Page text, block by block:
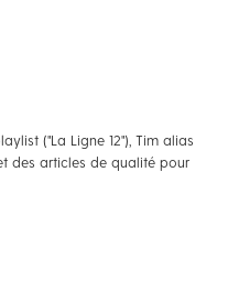
("La Ligne 12"), Tim alias
des articles de qualité pour